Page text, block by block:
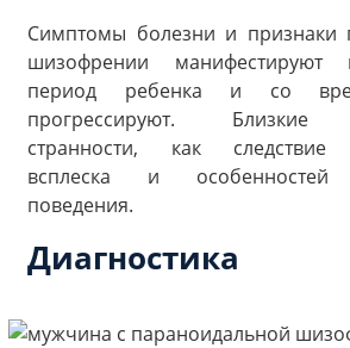
Симптомы болезни и признаки
шизофрении манифестируют
период ребенка и со
прогрессируют. Близкие
странности, как следствие
всплеска и особенностей
поведения.
Диагностика